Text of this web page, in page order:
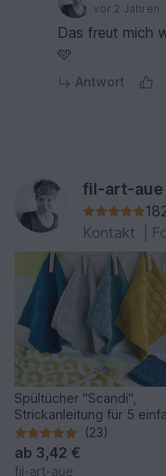
vor 2 Jahren
Das freut mich
🩵
Antwort
fil-art-aue
Kontakt
Spültücher "Scandi",
Strickanleitung für 5
Muster
(23)
ab 3,42 €
fil-art-aue